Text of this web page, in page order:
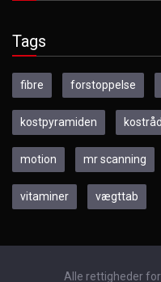
Tags
fibre forstoppelse
kostpyramiden kostråd
motion mr scanning
vitaminer vægttab
Alle rettigheder